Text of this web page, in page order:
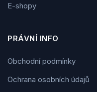
E-shopy
PRÁVNÍ INFO
Obchodní podmínky
Ochrana osobních údajů